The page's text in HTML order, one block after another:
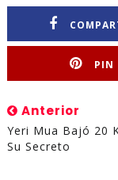
PIN
Anterior
Yeri Mua Bajó 20
Su Secreto